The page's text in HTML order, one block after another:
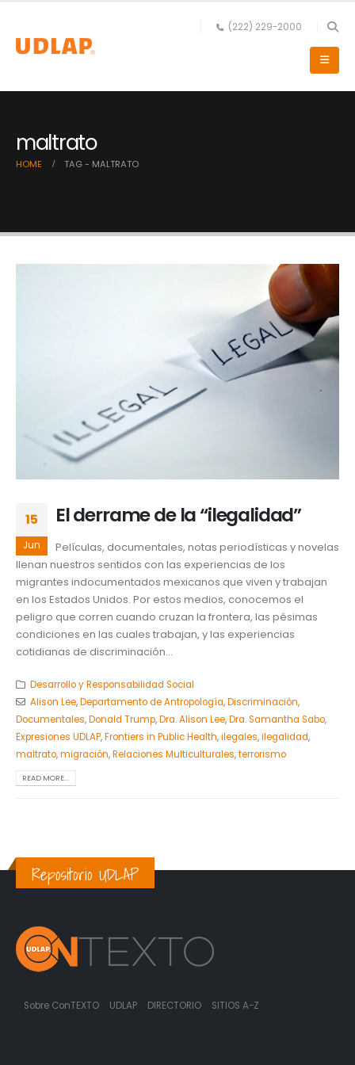
(222) 229-2000
maltrato
HOME TAG - MALTRATO
15
Jun
El derrame de la “ilegalidad”
Películas, documentales, notas periodísticas y novelas
llenan nuestros sentidos con las experiencias de los
migrantes indocumentados mexicanos que viven y trabajan
en los Estados Unidos. Por estos medios, conocemos el
peligro que corren cuando cruzan la frontera, las pésimas
condiciones en las cuales trabajan, y las experiencias
cotidianas de discriminación...
Desarrollo y Responsabilidad Social
Alison Lee,Departamento de Antropología,Discriminación,
Documentales,Donald Trump,Dra. Alison Lee,Dra. Samantha Sabo,
Expresiones UDLAP,Frontiers in Public Health,ilegales,ilegalidad,
maltrato,migración,Relaciones Multiculturales,terrorismo
READ MORE...
Repositorio UDLAP
Sobre ConTEXTO UDLAP DIRECTORIO SITIOS A-Z